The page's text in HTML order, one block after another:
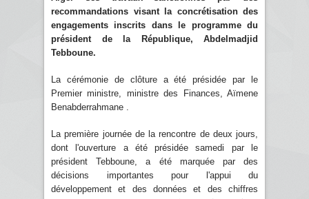
recommandations visant la concrétisation des
engagements inscrits dans le programme du
président de la République, Abdelmadjid
Tebboune.
La cérémonie de clôture a été présidée par le
Premier ministre, ministre des Finances, Aïmene
Benabderrahmane .
La première journée de la rencontre de deux jours,
dont l'ouverture a été présidée samedi par le
président Tebboune, a été marquée par des
décisions importantes pour l'appui du
développement et des données et des chiffres